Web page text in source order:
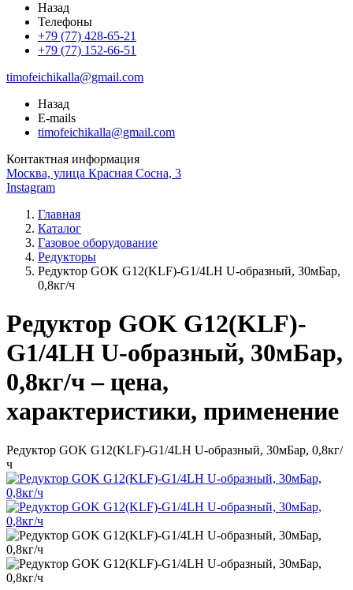
Назад
Телефоны
+79 (77) 428-65-21
+79 (77) 152-66-51
timofeichikalla@gmail.com
Назад
E-mails
timofeichikalla@gmail.com
Контактная информация
Москва, улица Красная Сосна, 3
Instagram
Главная
Каталог
Газовое оборудование
Редукторы
Редуктор GOK G12(KLF)-G1/4LH U-образный, 30мБар,
0,8кг/ч
Редуктор GOK G12(KLF)-
G1/4LH U-образный, 30мБар,
0,8кг/ч – цена,
характеристики, применение
Редуктор GOK G12(KLF)-G1/4LH U-образный, 30мБар, 0,8кг/
ч